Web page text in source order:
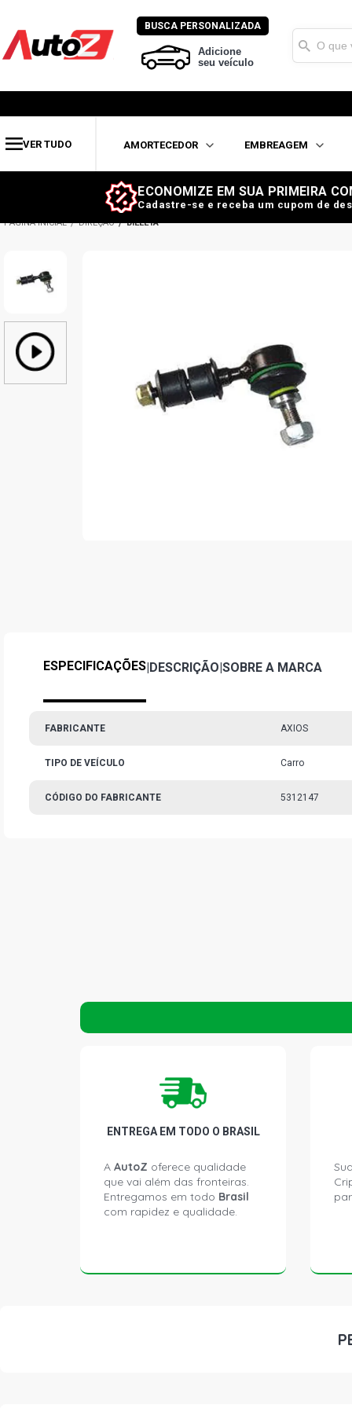
BUSCA PERSONALIZADA
Adicione
seu veículo
VER TUDO AMORTECEDOR EMBREAGEM
ECONOMIZE EM SUA PRIMEIRA
Cadastre-se e receba um cupom de
DIREÇÃO BIELETA
ESPECIFICAÇÕES|DESCRIÇÃO|SOBRE A MARCA
FABRICANTE AXIOS
TIPO DE VEÍCULO Carro
CÓDIGO DO FABRICANTE 5312147
ENTREGA EM TODO O BRASIL
A AutoZ oferece qualidade
que vai além das fronteiras.
Entregamos em todo Brasil
com rapidez e qualidade.